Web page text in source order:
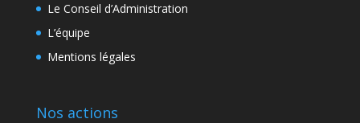
Le Conseil d’Administration
L’équipe
Mentions légales
Nos actions